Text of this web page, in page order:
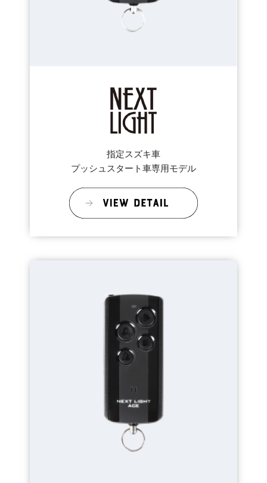
指定スズキ車
プッシュスタート車専用モデル